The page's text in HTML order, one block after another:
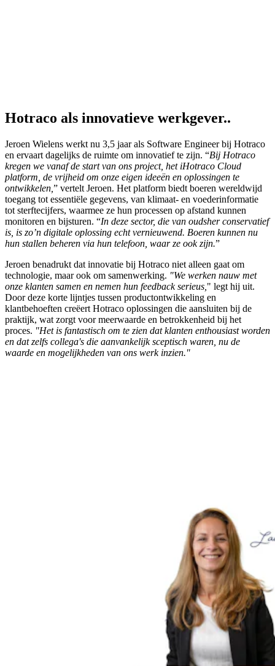
Hotraco als innovatieve werkgever..
Jeroen Wielens werkt nu 3,5 jaar als Software Engineer bij Hotraco
en ervaart dagelijks de ruimte om innovatief te zijn. “Bij Hotraco
kregen we vanaf de start van ons project, het iHotraco Cloud
platform, de vrijheid om onze eigen ideeën en oplossingen te
ontwikkelen, ” vertelt Jeroen. Het platform biedt boeren wereldwijd
toegang tot essentiële gegevens, van klimaat- en voederinformatie
tot sterftecijfers, waarmee ze hun processen op afstand kunnen
monitoren en bijsturen. “In deze sector, die van oudsher conservatief
is, is zo’n digitale oplossing echt vernieuwend. Boeren kunnen nu
hun stallen beheren via hun telefoon, waar ze ook zijn.”
Jeroen benadrukt dat innovatie bij Hotraco niet alleen gaat om
technologie, maar ook om samenwerking. "We werken nauw met
onze klanten samen en nemen hun feedback serieus, " legt hij uit.
Door deze korte lijntjes tussen productontwikkeling en
klantbehoeften creëert Hotraco oplossingen die aansluiten bij de
praktijk, wat zorgt voor meerwaarde en betrokkenheid bij het
proces. "Het is fantastisch om te zien dat klanten enthousiast worden
en dat zelfs collega's die aanvankelijk sceptisch waren, nu de
waarde en mogelijkheden van ons werk inzien."